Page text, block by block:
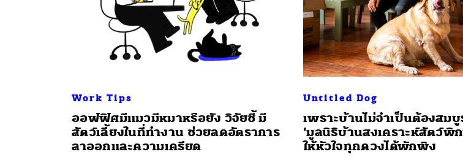
Work Tips
ออฟฟิศมีแมวมีหมาหรือยัง วิจัยชี้ มี
สัตว์เลี้ยงในที่ทำงาน ช่วยลดอัตราการ
ลาออกและความเครียด
Untitled Dog
เพราะบ้านไม่จำเป็นต้องสม
‘มูลนิธิบ้านสงเคราะห์สัตว์พิ
ให้หัวใจทุกดวงได้พักพิง